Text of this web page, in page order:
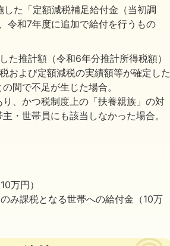
した「定額減税補足給付金（当初調
令和7年度に追加で給付を行うもの
た推計額（令和6年分推計所得税額）
および定額減税の実績額等が確定した
間で不足が生じた場合。
、かつ税制度上の「扶養親族」の対
・世帯員にも該当しなかった場合。
万円）
み課税となる世帯への給付金（10万